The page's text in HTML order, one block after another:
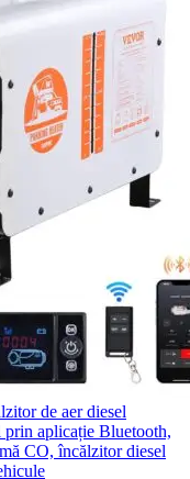
de aer diesel
aplicație Bluetooth,
CO, încălzitor diesel